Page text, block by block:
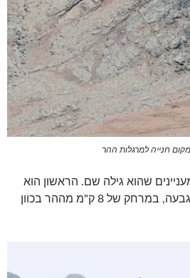
חנייה למרגלות ההר
שהוא גילה שם. הראשון הוא
סלע ענק שיושב על פסגת גבעה, במרחק של 8 ק"מ מההר בכוון